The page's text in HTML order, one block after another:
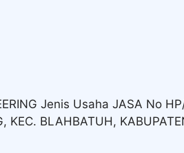
Jenis Usaha JASA No
BLAHBATUH,